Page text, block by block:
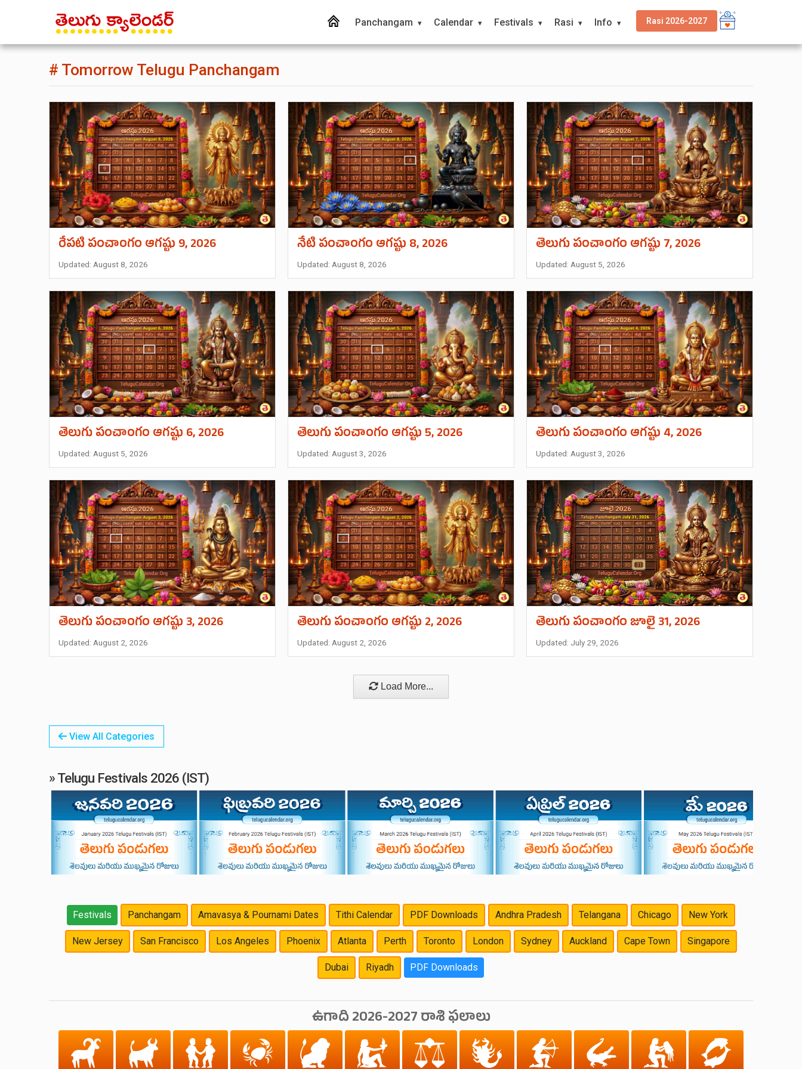
Panchangam Calendar Festivals Rasi Info Rasi 2026-2027
# Tomorrow Telugu Panchangam
రేపటి పంచాంగం ఆగష్టు 9, 2026
Updated: August 8, 2026
నేటి పంచాంగం ఆగష్టు 8, 2026
Updated: August 8, 2026
తెలుగు పంచాంగం ఆగష్టు 7, 2026
Updated: August 5, 2026
తెలుగు పంచాంగం ఆగష్టు 6, 2026
Updated: August 5, 2026
తెలుగు పంచాంగం ఆగష్టు 5, 2026
Updated: August 3, 2026
తెలుగు పంచాంగం ఆగష్టు 4, 2026
Updated: August 3, 2026
తెలుగు పంచాంగం ఆగష్టు 3, 2026
Updated: August 2, 2026
తెలుగు పంచాంగం ఆగష్టు 2, 2026
Updated: August 2, 2026
తెలుగు పంచాంగం జూలై 31, 2026
Updated: July 29, 2026
Load More...
View All Categories
» Telugu Festivals 2026 (IST)
Festivals Panchangam Amavasya & Pournami Dates Tithi Calendar PDF Downloads Andhra Pradesh Telangana Chicago New York
New Jersey San Francisco Los Angeles Phoenix Atlanta Perth Toronto London Sydney Auckland Cape Town Singapore
Dubai Riyadh PDF Downloads
ఉగాది 2026-2027 రాశి ఫలాలు